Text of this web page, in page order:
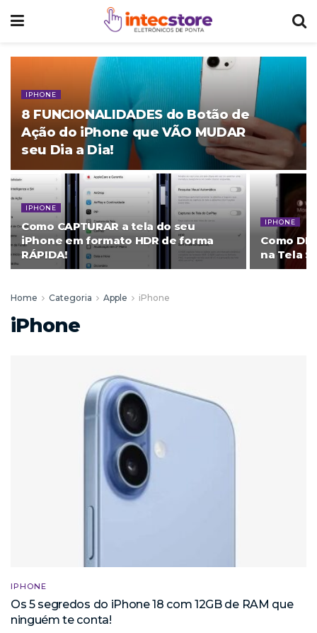
IPHONE
8 FUNCIONALIDADES do Botão de
Ação do iPhone que VÃO MUDAR
seu Dia a Dia!
IPHONE
Como CAPTURAR a tela do seu
iPhone em formato HDR de forma
RÁPIDA!
IPHONE
Como
na Tela
Home Categoria Apple iPhone
iPhone
IPHONE
Os 5 segredos do iPhone 18 com 12GB de RAM que
ninguém te conta!